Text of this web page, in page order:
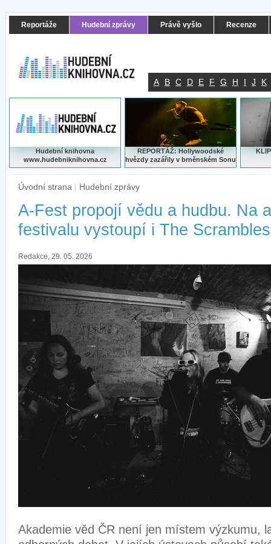
Reportáže Hudební zprávy Právě vyšlo Recenze
A B C D E F G H I J K
Hudební knihovna
www.hudebniknihovna.cz
REPORTÁŽ: Hollywoodské
hvězdy zazářily v brněnském Sonu
Úvodní strana | Hudební zprávy
A-Fest propojí vědu a hudbu. Na
festivalu vystoupí i The Scrambles
Redakce, 29. 05. 2026
Akademie věd ČR není jen místem výzkumu,